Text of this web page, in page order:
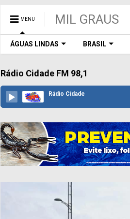
MENU MIL GRAUS
ÁGUAS LINDAS BRASIL
Rádio Cidade FM 98,1
Rádio Cidade